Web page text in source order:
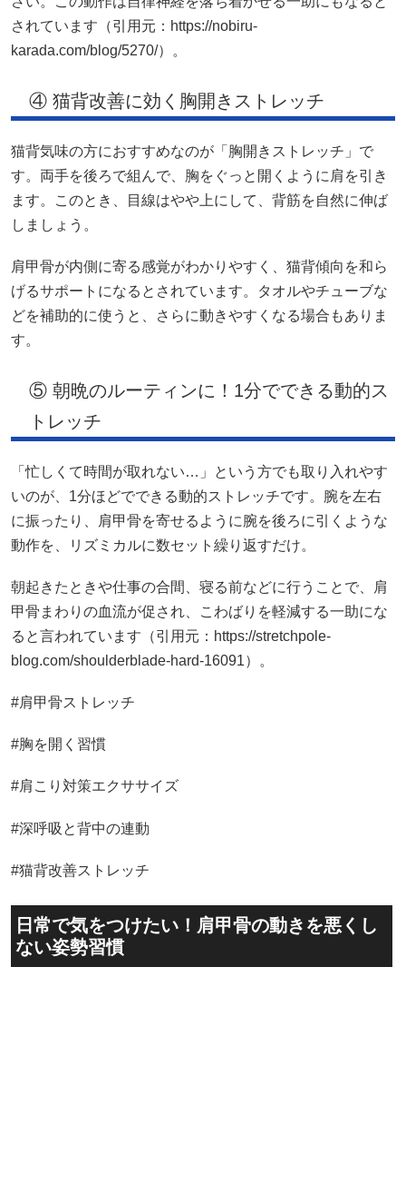
されています（引用元：https://nobiru-
karada.com/blog/5270/）。
④ 猫背改善に効く胸開きストレッチ
猫背気味の方におすすめなのが「胸開きストレッチ」で
す。両手を後ろで組んで、胸をぐっと開くように肩を引き
ます。このとき、目線はやや上にして、背筋を自然に伸ば
しましょう。
肩甲骨が内側に寄る感覚がわかりやすく、猫背傾向を和ら
げるサポートになるとされています。タオルやチューブな
どを補助的に使うと、さらに動きやすくなる場合もありま
す。
⑤ 朝晩のルーティンに！1分でできる動的ス
トレッチ
「忙しくて時間が取れない…」という方でも取り入れやす
いのが、1分ほどでできる動的ストレッチです。腕を左右
に振ったり、肩甲骨を寄せるように腕を後ろに引くような
動作を、リズミカルに数セット繰り返すだけ。
朝起きたときや仕事の合間、寝る前などに行うことで、肩
甲骨まわりの血流が促され、こわばりを軽減する一助にな
ると言われています（引用元：https://stretchpole-
blog.com/shoulderblade-hard-16091）。
#肩甲骨ストレッチ
#胸を開く習慣
#肩こり対策エクササイズ
#深呼吸と背中の連動
#猫背改善ストレッチ
日常で気をつけたい！肩甲骨の動きを悪くし
ない姿勢習慣